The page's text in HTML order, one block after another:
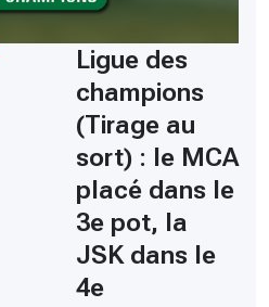
Ligue des
champions
(Tirage au
sort) : le MCA
placé dans le
3e pot, la
JSK dans le
4e